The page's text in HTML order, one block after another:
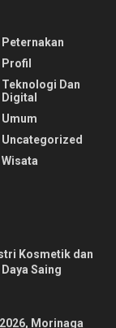
Peternakan
Profil
Teknologi Dan
Digital
Umum
Uncategorized
Wisata
Kosmetik dan
Saing
Morinaga